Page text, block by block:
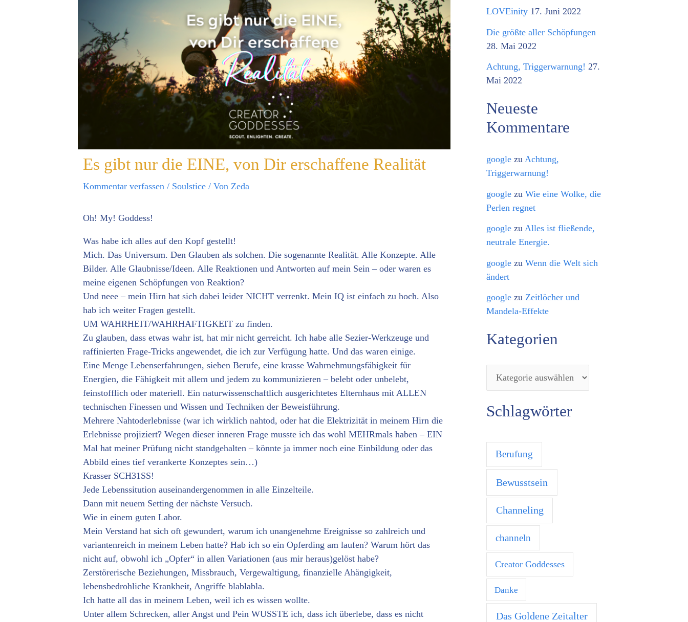
Es gibt nur die EINE, von Dir erschaffene Realität
Kommentar verfassen / Soulstice / Von Zeda
Oh! My! Goddess!
Was habe ich alles auf den Kopf gestellt!
Mich. Das Universum. Den Glauben als solchen. Die sogenannte Realität. Alle Konzepte. Alle
Bilder. Alle Glaubnisse/Ideen. Alle Reaktionen und Antworten auf mein Sein – oder waren es
meine eigenen Schöpfungen von Reaktion?
Und neee – mein Hirn hat sich dabei leider NICHT verrenkt. Mein IQ ist einfach zu hoch. Also
hab ich weiter Fragen gestellt.
UM WAHRHEIT/WAHRHAFTIGKEIT zu finden.
Zu glauben, dass etwas wahr ist, hat mir nicht gerreicht. Ich habe alle Sezier-Werkzeuge und
raffinierten Frage-Tricks angewendet, die ich zur Verfügung hatte. Und das waren einige.
Eine Menge Lebenserfahrungen, sieben Berufe, eine krasse Wahrnehmungsfähigkeit für
Energien, die Fähigkeit mit allem und jedem zu kommunizieren – belebt oder unbelebt,
feinstofflich oder materiell. Ein naturwissenschaftlich ausgerichtetes Elternhaus mit ALLEN
technischen Finessen und Wissen und Techniken der Beweisführung.
Mehrere Nahtoderlebnisse (war ich wirklich nahtod, oder hat die Elektrizität in meinem Hirn die
Erlebnisse projiziert? Wegen dieser inneren Frage musste ich das wohl MEHRmals haben – EIN
Mal hat meiner Prüfung nicht standgehalten – könnte ja immer noch eine Einbildung oder das
Abbild eines tief verankerte Konzeptes sein…)
Krasser SCH31SS!
Jede Lebenssitution auseinandergenommen in alle Einzelteile.
Dann mit neuem Setting der nächste Versuch.
Wie in einem guten Labor.
Mein Verstand hat sich oft gewundert, warum ich unangenehme Ereignisse so zahlreich und
variantenreich in meinem Leben hatte? Hab ich so ein Opferding am laufen? Warum hört das
nicht auf, obwohl ich „Opfer“ in allen Variationen (aus mir heraus)gelöst habe?
Zerstörerische Beziehungen, Missbrauch, Vergewaltigung, finanzielle Ahängigkeit,
lebensbedrohliche Krankheit, Angriffe blablabla.
Ich hatte all das in meinem Leben, weil ich es wissen wollte.
Unter allem Schrecken, aller Angst und Pein WUSSTE ich, dass ich überlebe, dass es nicht
LOVEinity 17. Juni 2022
Die größte aller Schöpfungen
28. Mai 2022
Achtung, Triggerwarnung! 27.
Mai 2022
Neueste
Kommentare
google zu Achtung,
Triggerwarnung!
google zu Wie eine Wolke, die
Perlen regnet
google zu Alles ist fließende,
neutrale Energie.
google zu Wenn die Welt sich
ändert
google zu Zeitlöcher und
Mandela-Effekte
Kategorien
i
n
Schlagwörter
Berufung
Bewusstsein
Channeling
channeln
Creator Goddesses
Danke
Das Goldene Zeitalter